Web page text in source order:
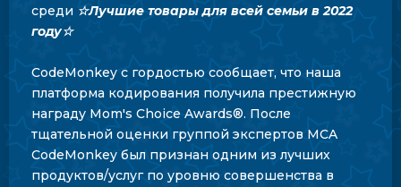
среди ☆Лучшие товары для всей семьи в 2022
году☆
CodeMonkey с гордостью сообщает, что наша
платформа кодирования получила престижную
награду Mom's Choice Awards®. После
тщательной оценки группой экспертов MCA
CodeMonkey был признан одним из лучших
продуктов/услуг по уровню совершенства в